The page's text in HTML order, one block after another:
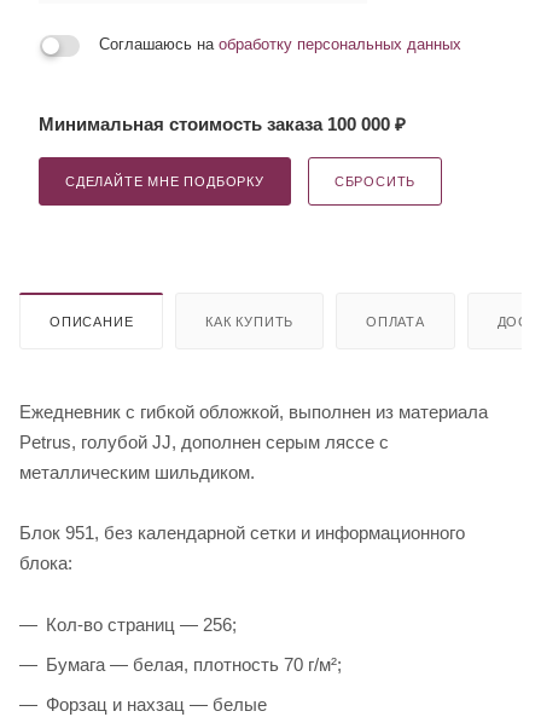
Соглашаюсь на обработку персональных данных
Минимальная стоимость заказа 100 000 ₽
СДЕЛАЙТЕ МНЕ ПОДБОРКУ СБРОСИТЬ
ОПИСАНИЕ КАК КУПИТЬ ОПЛАТА
Ежедневник с гибкой обложкой, выполнен из материала
Petrus, голубой JJ, дополнен серым ляссе с
металлическим шильдиком.
Блок 951, без календарной сетки и информационного
блока:
Кол-во страниц — 256;
Бумага — белая, плотность 70 г/м²;
Форзац и нахзац — белые